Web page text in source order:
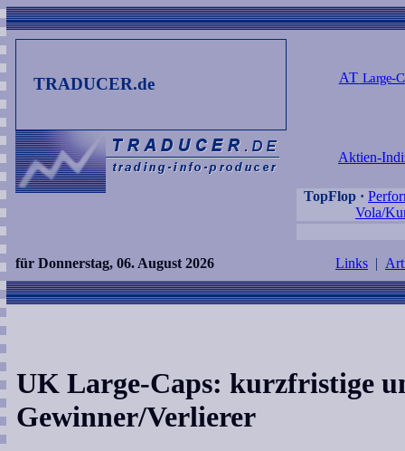
TRADUCER.de AT Large-
Aktien-
TopFlop ·
Vola/
für Donnerstag, 06. August 2026 Links |
UK Large-Caps: kurzfristige
Gewinner/Verlierer